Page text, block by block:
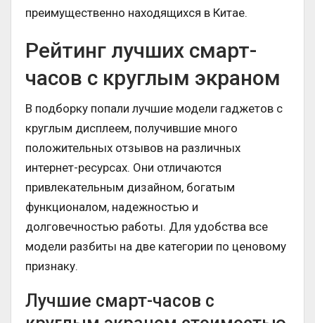
преимущественно находящихся в Китае.
Рейтинг лучших смарт-
часов с круглым экраном
В подборку попали лучшие модели гаджетов с
круглым дисплеем, получившие много
положительных отзывов на различных
интернет-ресурсах. Они отличаются
привлекательным дизайном, богатым
функционалом, надежностью и
долговечностью работы. Для удобства все
модели разбиты на две категории по ценовому
признаку.
Лучшие смарт-часов с